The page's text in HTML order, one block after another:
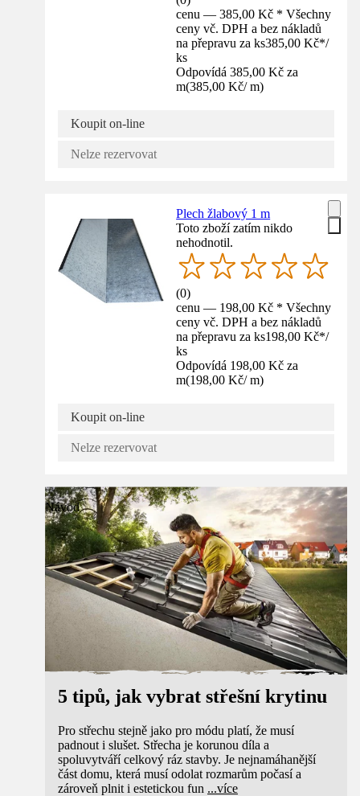
cenu — 385,00 Kč * Všechny
ceny vč. DPH a bez nákladů
na přepravu za ks385,00 Kč*/
ks
Odpovídá 385,00 Kč za
m(385,00 Kč/ m)
Koupit on-line
Nelze rezervovat
Plech žlabový 1 m
Toto zboží zatím nikdo
nehodnotil.
(0)
cenu — 198,00 Kč * Všechny
ceny vč. DPH a bez nákladů
na přepravu za ks198,00 Kč*/
ks
Odpovídá 198,00 Kč za
m(198,00 Kč/ m)
Koupit on-line
Nelze rezervovat
Návod
5 tipů, jak vybrat střešní krytinu
Pro střechu stejně jako pro módu platí, že musí
padnout i slušet. Střecha je korunou díla a
spoluvytváří celkový ráz stavby. Je nejnamáhanější
část domu, která musí odolat rozmarům počasí a
zároveň plnit i estetickou fun ...více